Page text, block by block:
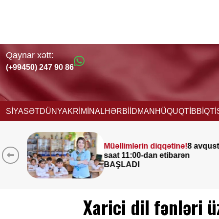
Qaynar xətt:
(+99450) 247 90 86
SİYASƏTDÜNYAKRİMİNAL HƏRBİİDMANHÜQUQTİBB
8 avqust
etibarən
Leysan olacaq,
çaxacaq, dolu
Xarici dil fənləri